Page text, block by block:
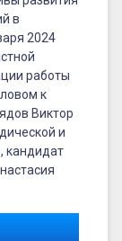
в
2024
работы
к
Виктор
и
кандидат
Первых: